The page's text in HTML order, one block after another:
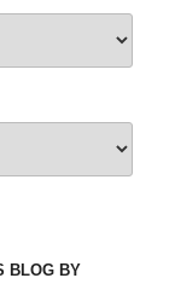
BLOG BY